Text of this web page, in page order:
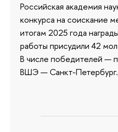
Российская академия
конкурса на соискание
итогам 2025 года
работы присудили 42
В числе победителей —
ВШЭ — Санкт-Петербург.